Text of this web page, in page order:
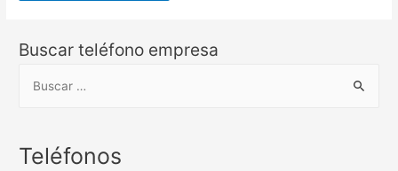
Buscar teléfono empresa
c
Teléfonos